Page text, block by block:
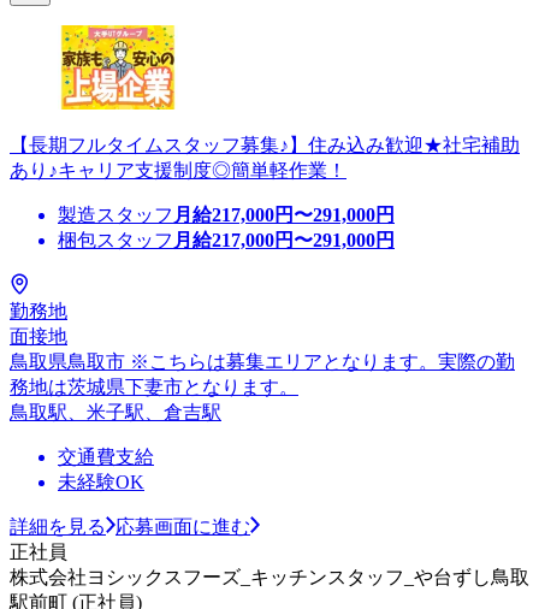
【長期フルタイムスタッフ募集♪】住み込み歓迎★社宅補助
あり♪キャリア支援制度◎簡単軽作業！
製造スタッフ 月給217,000円〜291,000円
梱包スタッフ 月給217,000円〜291,000円
勤務地
面接地
鳥取県鳥取市 ※こちらは募集エリアとなります。実際の勤
務地は茨城県下妻市となります。
鳥取駅、米子駅、倉吉駅
交通費支給
未経験OK
詳細を見る
応募画面に進む
正社員
株式会社ヨシックスフーズ_キッチンスタッフ_や台ずし鳥取
駅前町 (正社員)